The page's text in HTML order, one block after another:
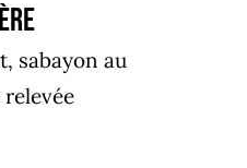
sabayon au